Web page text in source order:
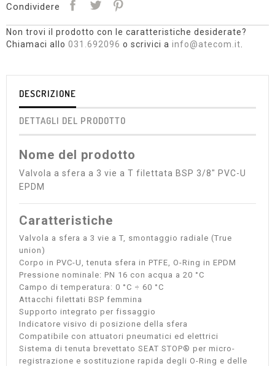
Condividere
Non trovi il prodotto con le caratteristiche desiderate?
Chiamaci allo 031.692096 o scrivici a info@atecom.it
DESCRIZIONE
DETTAGLI DEL PRODOTTO
Nome del prodotto
Valvola a sfera a 3 vie a T filettata BSP 3/8" PVC-U
EPDM
Caratteristiche
Valvola a sfera a 3 vie a T, smontaggio radiale (True
union)
Corpo in PVC-U, tenuta sfera in PTFE, O-Ring in EPDM
Pressione nominale: PN 16 con acqua a 20 °C
Campo di temperatura: 0 °C ÷ 60 °C
Attacchi filettati BSP femmina
Supporto integrato per fissaggio
Indicatore visivo di posizione della sfera
Compatibile con attuatori pneumatici ed elettrici
Sistema di tenuta brevettato SEAT STOP® per micro-
registrazione e sostituzione rapida degli O-Ring e delle